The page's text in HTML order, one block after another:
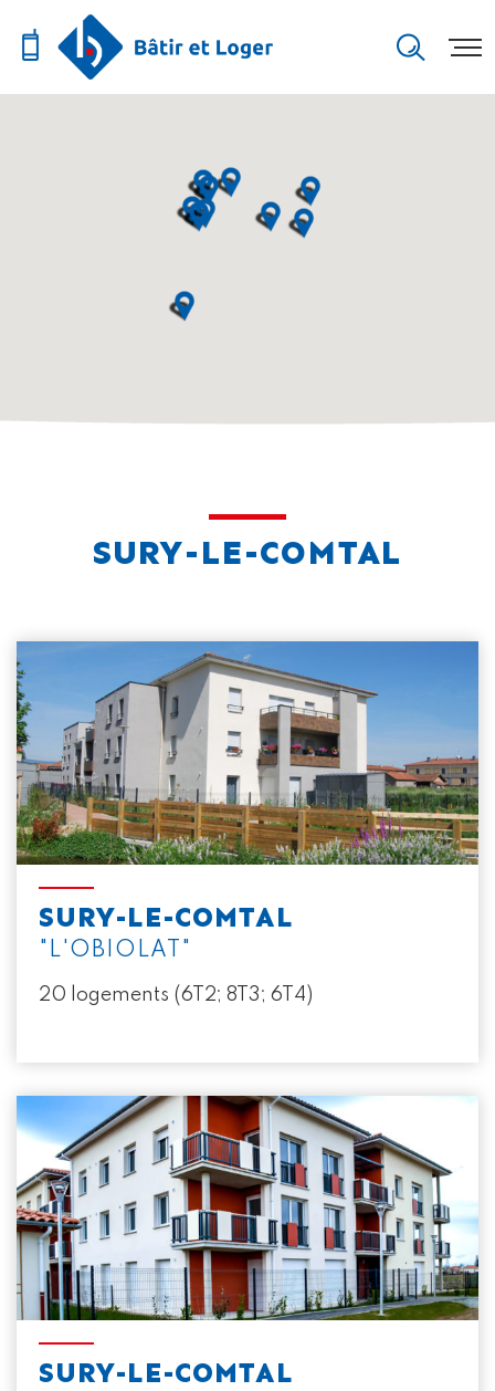
SURY-LE-COMTAL
SURY-LE-COMTAL
"L'OBIOLAT"
20 logements (6T2; 8T3; 6T4)
SURY-LE-COMTAL